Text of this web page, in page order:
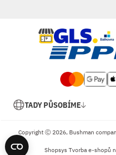
TADY PŮSOBÍME
Copyright Ⓒ 2026, Bushman
Shopsys Tvorba e-shopů